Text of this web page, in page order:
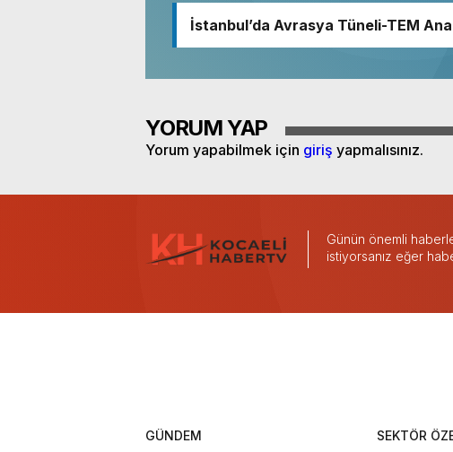
İstanbul’da Avrasya Tüneli-TEM
YORUM YAP
Yorum yapabilmek için giriş yapmalısınız.
Günün önemli
istiyorsanız eğer
GÜNDEM SEKTÖR